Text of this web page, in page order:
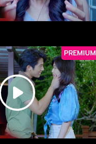
PREMIUM